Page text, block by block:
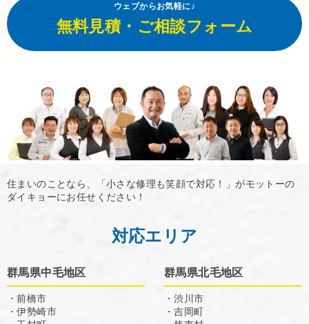
ウェブからお気軽に♪
無料見積・ご相談フォーム
住まいのことなら、「小さな修理も笑顔で対応！」がモットーの
ダイキョーにお任せください！
対応エリア
群馬県中毛地区
・前橋市
・伊勢崎市
群馬県北毛地区
・渋川市
・吉岡町